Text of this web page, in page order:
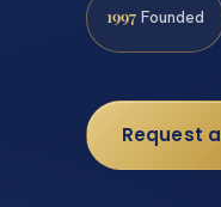
1997 Founded
Request